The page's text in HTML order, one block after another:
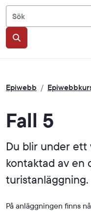
Sök
Epiwebb /
Fall 5
Du blir under ett
kontaktad av en
turistanläggning.
På anläggningen finns